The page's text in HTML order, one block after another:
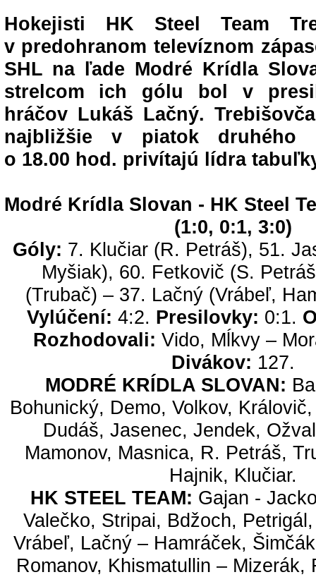
Hokejisti HK Steel Team
v predohranom televíznom
SHL na ľade Modré Krídla
strelcom ich gólu bol v
hráčov Lukáš Lačný.
najbližšie v piatok druhého
o 18.00 hod. privítajú lídra
Modré Krídla Slovan - HK Steel
(1:0, 0:1, 3:0)
Góly: 7. Klučiar (R. Petráš), 51.
Myšiak), 60. Fetkovič (S.
(Trubač) – 37. Lačný (Vrábeľ,
Vylúčení: 4:2. Presilovky: 0:1.
Rozhodovali: Vido, Mĺkvy –
Divákov: 127.
MODRÉ KRÍDLA SLOVAN:
Bohunický, Demo, Volkov,
Dudáš, Jasenec, Jendek,
Mamonov, Masnica, R. Petráš,
Hajnik, Klučiar.
HK STEEL TEAM: Gajan -
Valečko, Stripai, Bdžoch,
Vrábeľ, Lačný – Hamráček,
Romanov, Khismatullin – Mizerák,